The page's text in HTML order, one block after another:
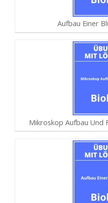
Aufbau Einer
Mikroskop Aufbau Und